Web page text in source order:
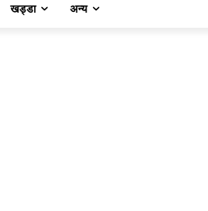
खड्डा अन्य